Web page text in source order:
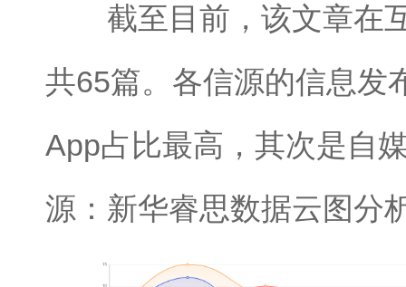
截至目前，该文章在
共65篇。各信源的信息发
App占比最高，其次是自
源：新华睿思数据云图分